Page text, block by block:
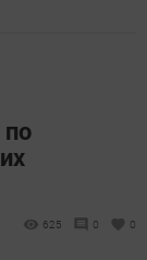
625 0 0